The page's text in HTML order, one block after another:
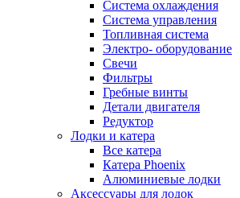
Система охлаждения
Система управления
Топливная система
Электро- оборудование
Свечи
Фильтры
Гребные винты
Детали двигателя
Редуктор
Лодки и катера
Все катера
Катера Phoenix
Алюминиевые лодки
Аксессуары для лодок